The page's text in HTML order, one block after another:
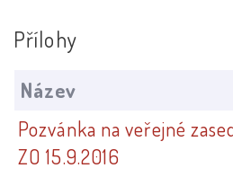
Přílohy
Název
Pozvánka na veřejné
ZO 15.9.2016